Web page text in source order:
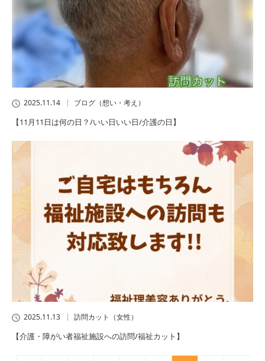
2025.11.14 ブログ（想い・考え）
【11月11日は何の日？/いい日いい日/介護の日】
2025.11.13 訪問カット（女性）
【介護・障がい者福祉施設への訪問/福祉カット】